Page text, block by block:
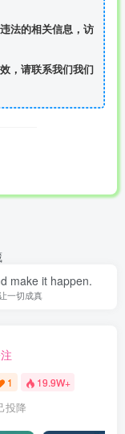
法的相关信息，访
，请联系我们我们
make it happen.
一切成真
1 19.9W+
投降